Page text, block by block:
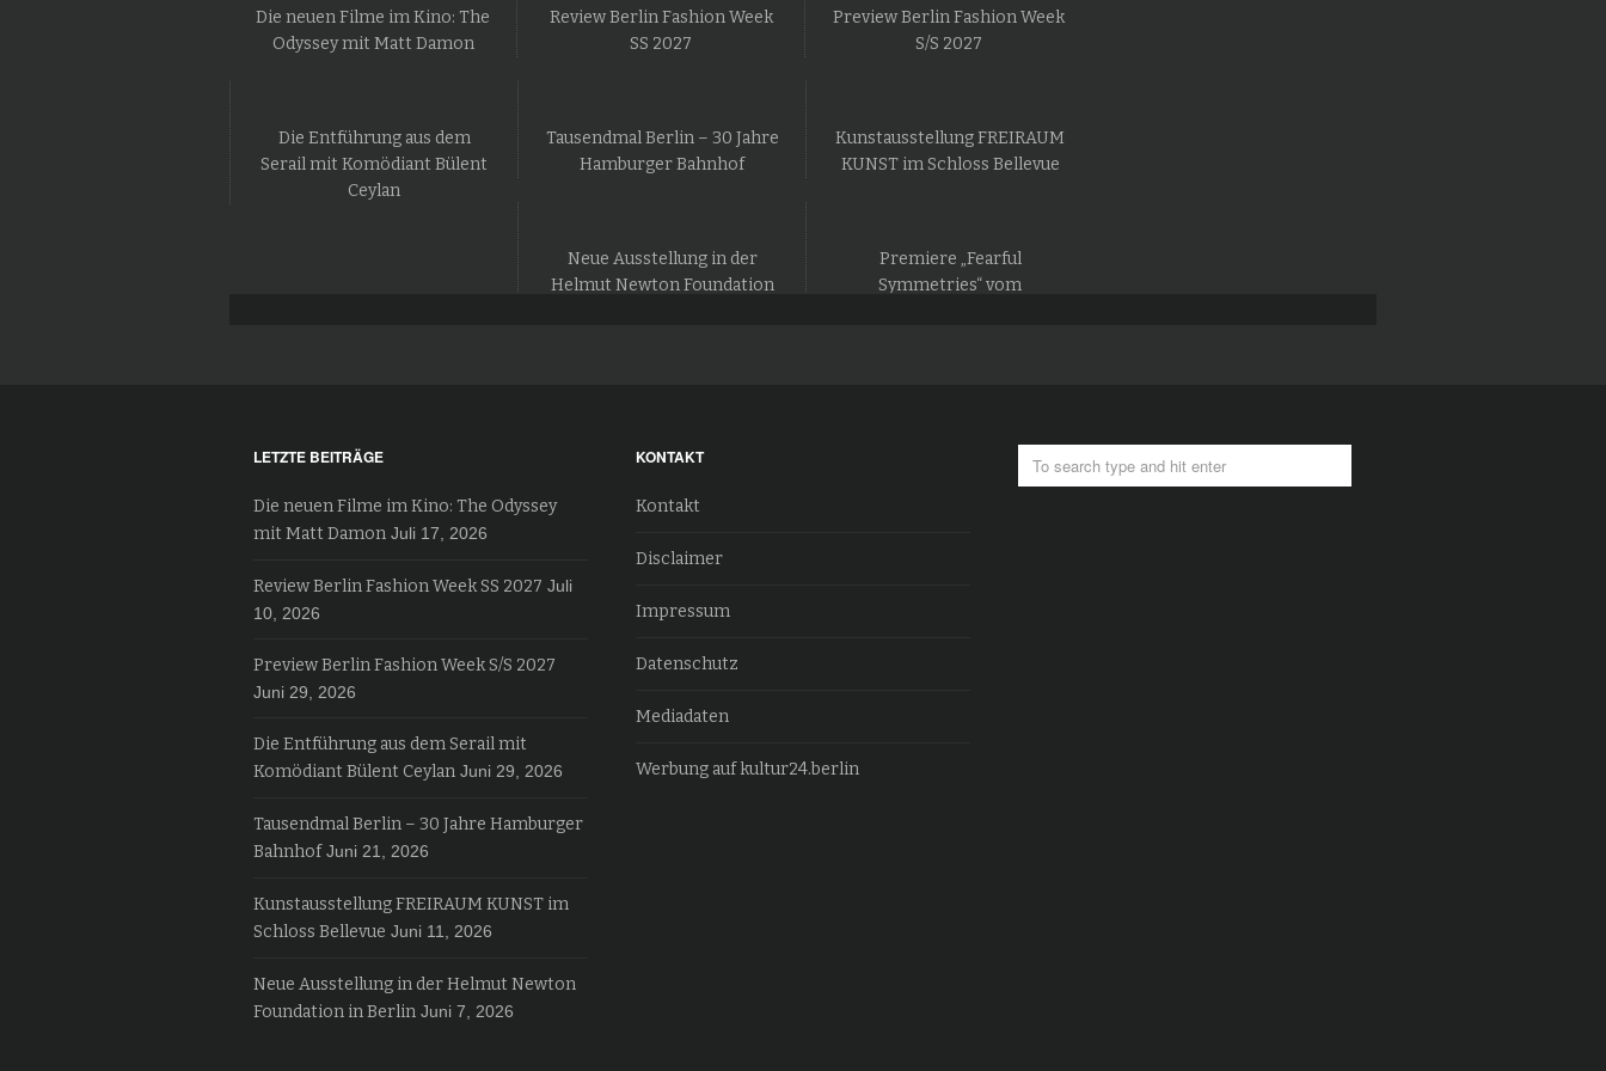
Die neuen Filme im Kino: The
Odyssey mit Matt Damon
Review Berlin Fashion Week
SS 2027
Preview Berlin Fashion Week
S/S 2027
Die Entführung aus dem
Serail mit Komödiant Bülent
Ceylan
Tausendmal Berlin – 30 Jahre
Hamburger Bahnhof
Kunstausstellung FREIRAUM
KUNST im Schloss Bellevue
Neue Ausstellung in der
Helmut Newton Foundation
Premiere „Fearful
Symmetries“ vom
LETZTE BEITRÄGE
Die neuen Filme im Kino: The Odyssey
mit Matt Damon Juli 17, 2026
Review Berlin Fashion Week SS 2027 Juli
10, 2026
Preview Berlin Fashion Week S/S 2027
Juni 29, 2026
Die Entführung aus dem Serail mit
Komödiant Bülent Ceylan Juni 29, 2026
Tausendmal Berlin – 30 Jahre Hamburger
Bahnhof Juni 21, 2026
Kunstausstellung FREIRAUM KUNST im
Schloss Bellevue Juni 11, 2026
Neue Ausstellung in der Helmut Newton
Foundation in Berlin Juni 7, 2026
KONTAKT
Kontakt
Disclaimer
Impressum
Datenschutz
Mediadaten
Werbung auf kultur24.berlin